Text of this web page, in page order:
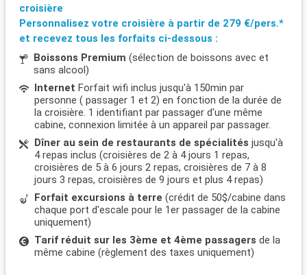
croisière
Personnalisez votre croisière à partir de 279 €/pers.*
et recevez tous les forfaits ci-dessous :
Boissons Premium (sélection de boissons avec et
sans alcool)
Internet Forfait wifi inclus jusqu'à 150min par
personne ( passager 1 et 2) en fonction de la durée de
la croisière. 1 identifiant par passager d'une même
cabine, connexion limitée à un appareil par passager.
Dîner au sein de restaurants de spécialités jusqu'à
4 repas inclus (croisières de 2 à 4 jours 1 repas,
croisières de 5 à 6 jours 2 repas, croisières de 7 à 8
jours 3 repas, croisières de 9 jours et plus 4 repas)
Forfait excursions à terre (crédit de 50$/cabine dans
chaque port d'escale pour le 1er passager de la cabine
uniquement)
Tarif réduit sur les 3ème et 4ème passagers de la
même cabine (règlement des taxes uniquement)